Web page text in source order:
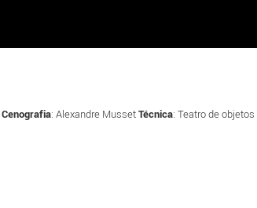
Cenografia: Alexandre MussetTécnica: Teatro de objetos